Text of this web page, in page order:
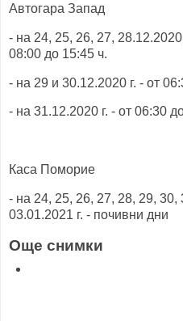
Автогара Запад
- на 24, 25, 26, 27,
08:00 до 15:45 ч.
- на 29 и 30.12.2020 г. - от
- на 31.12.2020 г. - от 06:30
Каса Поморие
- на 24, 25, 26, 27, 28, 29, 30,
03.01.2021 г. - почивни дни
Още снимки